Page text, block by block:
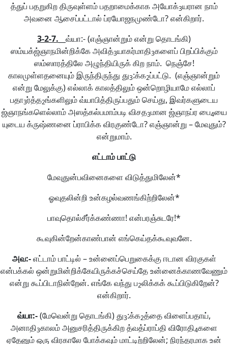
த்துப் பதறுகிற திருவுள்ளம் பதறாமைக்காக அயோக்3யரான நாம்
அவனை ஆசைப்பட்டால் ப்ரயோஜநமுண்டோ? என்கிறார்.
3-2-7.__ வ்யா:- (எஞ்ஞான்றும் என்று தொடங்கி)
ஸம்யக்ஜ்ஞாநமின்றிக்கே அவித்3யாகர்மாதி3களைப் பிறப்பிக்கும்
ஸம்ஸாரத்திலே அழுந்தியிருக் கிற நாம். நெஞ்சே!
காலமுள்ளதனையும் இருந்திருந்து து3:க்க2ப்பட்டு. (எஞ்ஞான்றும்
என்று மேலுக்கு) எல்லாக் காலத்திலும் ஒன்றொழியாமே எல்லாப்
பதா3ர்த்த2ங்களிலும் வ்யாபித்திருப்பதும் செய்து, இவர்களுடைய
ஜ்ஞாநங்களெல்லாம் அஸத்கல்பமாம்படி விசத3மான ஜ்ஞாநப்ர பை4யை
யுடைய க்ருஷ்ணனை ப்ராபிக்க விரகுண்டோ? எஞ்ஞான்று – மேவுதும்?
என்றுமாம்.
எட்டாம்பாட்டு
மேவுதுன்பவினைகளை விடுத்துமிலேன்*
ஓவுதலின்றி உன்கழல்வணங்கிற்றிலேன்*
பாவுதொல்சீர்க்கண்ணா! என்பரஞ்சுடரே!*
கூவுகின்றேன்காண்பான் எங்கெய்தக்கூவுவனே.
அவ:-எட்டாம் பாட்டில் – உன்னைப்பெறுகைக்கு ஈடான விரகுகள்
என்பக்கல் ஒன்றுமின்றிக்கேயிருக்கச்செய்தே உன்னைக்காணவேணும்
என்று கூப்பிடாநின்றேன். எங்கே வந்து ப2லிக்கக் கூப்பிடுகிறேன்?
என்கிறார்.
வ்யா:-(மேவென்று தொடங்கி) து3:க்க2த்தை விளைப்பதாய்,
அனாதி3காலம் அனுசரித்திருக்கிற த்வத்ப்ராப்தி விரோதி4களை
ஏதேனும் ஒரு விரகாலே போக்கவும் மாட்டிற்றிலேன்; நிரந்தரமாக உன்